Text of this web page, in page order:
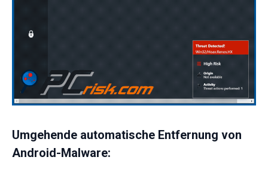
Umgehende automatische Entfernung von
Android-Malware: